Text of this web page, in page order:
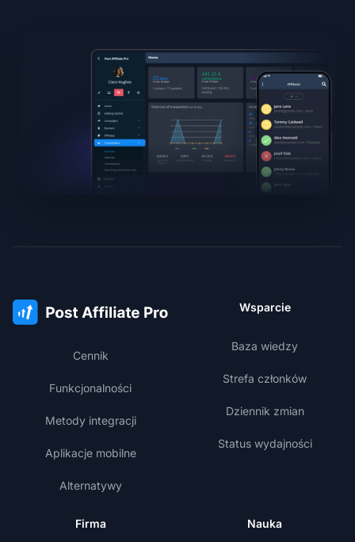
Cennik
Funkcjonalności
Metody integracji
Aplikacje mobilne
Alternatywy
Wsparcie
Baza wiedzy
Strefa członków
Dziennik zmian
Status wydajności
Firma Nauka